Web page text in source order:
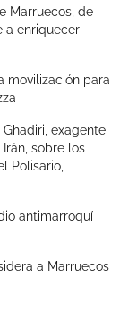
Marruecos, de
a enriquecer
movilización para
exagente
sobre los
Polisario,
antimarroquí
a Marruecos